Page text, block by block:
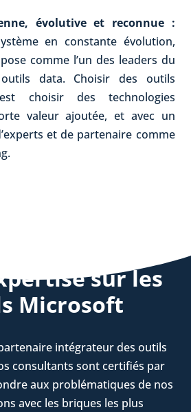
évolutive et reconnue :
en constante évolution,
comme l’un des leaders du
data. Choisir des outils
choisir des technologies
valeur ajoutée, et avec un
et de partenaire comme
sur les
Microsoft
intégrateur des outils
consultants sont certifiés par
aux problématiques de nos
avec les briques les plus